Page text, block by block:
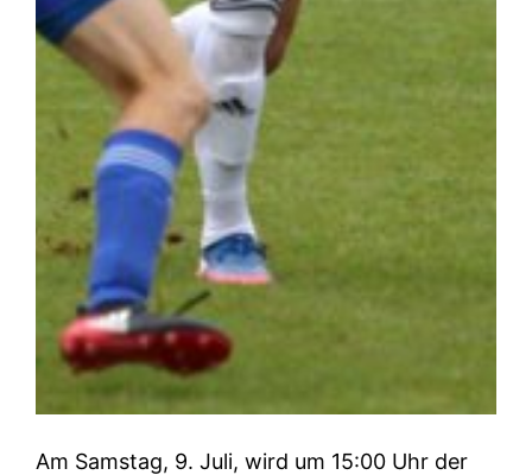
Am Samstag, 9. Juli, wird um 15:00 Uhr der